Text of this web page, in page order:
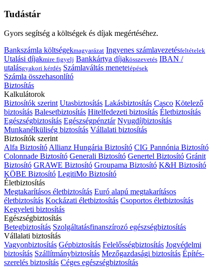
Tudástár
Gyors segítség a költségek és díjak megértéséhez.
Bankszámla költségekmagyarázat Ingyenes számlavezetésfeltételek
Utalási díjakmire figyelj Bankkártya díjakösszevetés IBAN /
utalásgyakori kérdés Számlaváltás menetelépések
Számla összehasonlító
Biztosítás
Kalkulátorok
Biztosítók szerint Utasbiztosítás Lakásbiztosítás Casco Kötelező
biztosítás Balesetbiztosítás Hitelfedezeti biztosítás Életbiztosítás
Egészségbiztosítás Egészségpénztár Nyugdíjbiztosítás
Munkanélküliség biztosítás Vállalati biztosítás
Biztosítók szerint
Alfa Biztosító Allianz Hungária Biztosító CIG Pannónia Biztosító
Colonnade Biztosító Generali Biztosító Genertel Biztosító Gránit
Biztosító GRAWE Biztosító Groupama Biztosító K&H Biztosító
KÖBE Biztosító LegitiMo Biztosító
Életbiztosítás
Megtakarításos életbiztosítás Euró alapú megtakarításos
életbiztosítás Kockázati életbiztosítás Csoportos életbiztosítás
Kegyeleti biztosítás
Egészségbiztosítás
Betegbiztosítás Szolgáltatásfinanszírozó egészségbiztosítás
Vállalati biztosítás
Vagyonbiztosítás Gépbiztosítás Felelősségbiztosítás Jogvédelmi
biztosítás Szállítmánybiztosítás Mezőgazdasági biztosítás Építés-
szerelés biztosítás Céges egészségbiztosítás